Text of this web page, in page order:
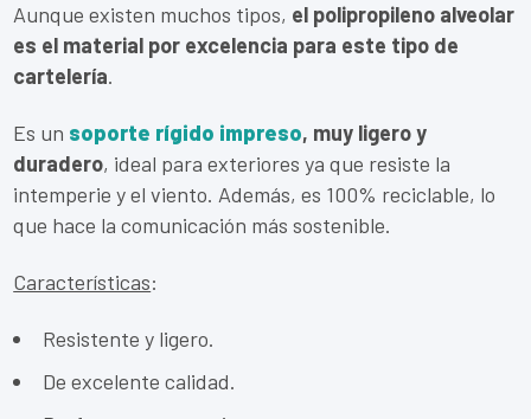
Aunque existen muchos tipos, el polipropileno alveolar
es el material por excelencia para este tipo de
cartelería.
Es un soporte rígido impreso, muy ligero y
duradero, ideal para exteriores ya que resiste la
intemperie y el viento. Además, es 100% reciclable, lo
que hace la comunicación más sostenible.
Características:
Resistente y ligero.
De excelente calidad.